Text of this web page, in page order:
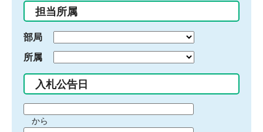
入
力
担当所属
部局
所属
入札公告日
間から